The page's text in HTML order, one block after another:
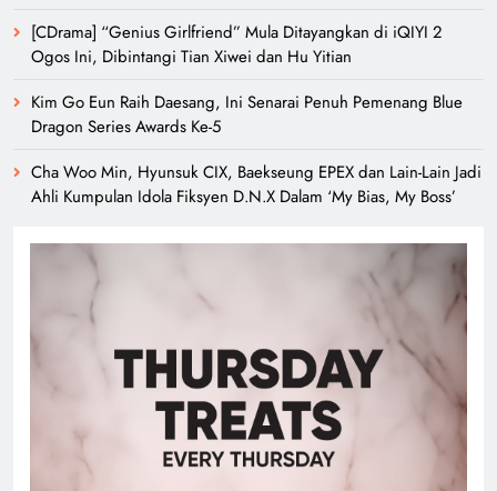
[CDrama] “Genius Girlfriend” Mula Ditayangkan di iQIYI 2
Ogos Ini, Dibintangi Tian Xiwei dan Hu Yitian
Kim Go Eun Raih Daesang, Ini Senarai Penuh Pemenang Blue
Dragon Series Awards Ke-5
Cha Woo Min, Hyunsuk CIX, Baekseung EPEX dan Lain-Lain Jadi
Ahli Kumpulan Idola Fiksyen D.N.X Dalam ‘My Bias, My Boss’